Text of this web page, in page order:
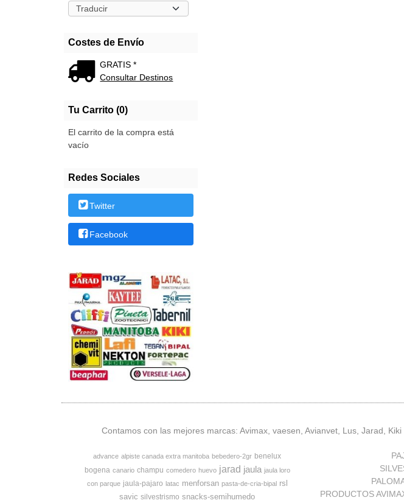
Costes de Envío
GRATIS *
Consultar Destinos
Tu Carrito (0)
El carrito de la compra está
vacío
Redes Sociales
Twitter
Facebook
Contamos con las mejores marcas: Avimax, vaesen, Avianvet, Lus, Jarad,
advance alpiste canada extra manitoba bebedero-2gr benelux
bogena canario champu comedero huevo jarad jaula jaula loro
con parque jaula-pajaro latac menforsan pasta-de-cria-bipal rsl
savic silvestrismo snacks-semihumedo
PRODUCTOS